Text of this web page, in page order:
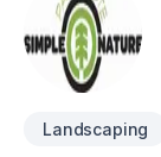
Îles-de-la-
Lac-Saint-Jean.
approche
projet à une
Landscaping